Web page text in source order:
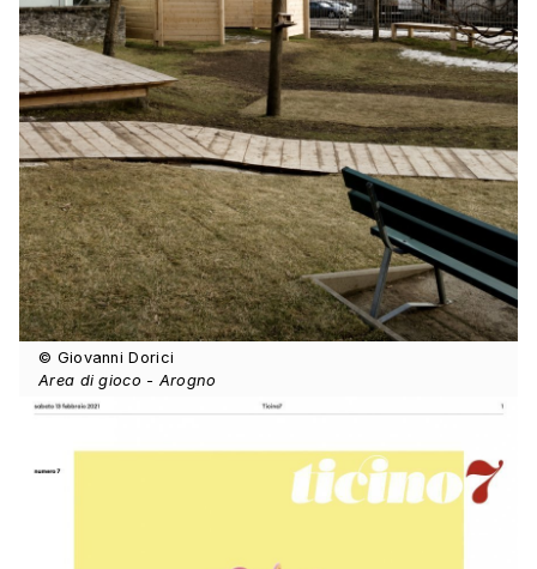
© Giovanni Dorici
Area di gioco - Arogno